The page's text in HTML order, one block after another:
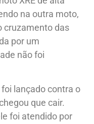
na outra moto,
cruzamento das
por um
não foi
lançado contra o
que cair.
foi atendido por